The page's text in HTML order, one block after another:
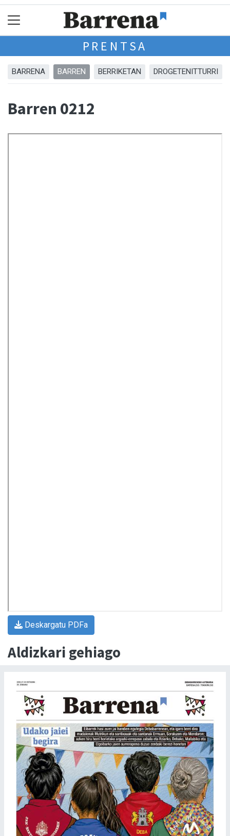
PRENTSA
BARRENA BARREN BERRIKETAN DROGETENITTURRI
Barren 0212
Deskargatu PDFa
Aldizkari gehiago